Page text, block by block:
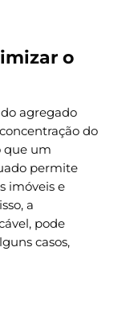
o
agregado
do
que um
permite
imóveis e
a
pode
casos,